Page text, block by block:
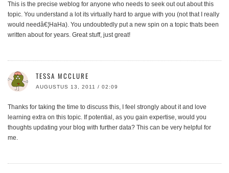
This is the precise weblog for anyone who needs to seek out out about this
topic. You understand a lot its virtually hard to argue with you (not that I really
would needâ€¦HaHa). You undoubtedly put a new spin on a topic thats been
written about for years. Great stuff, just great!
TESSA MCCLURE
AUGUSTUS 13, 2011 / 02:09
Thanks for taking the time to discuss this, I feel strongly about it and love
learning extra on this topic. If potential, as you gain expertise, would you
thoughts updating your blog with further data? This can be very helpful for
me.